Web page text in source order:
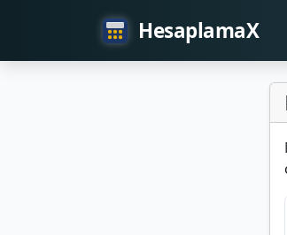
HesaplamaX